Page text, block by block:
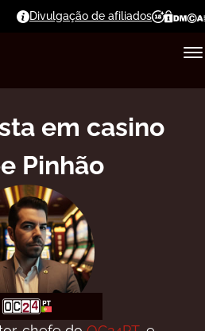
Divulgação de afiliados
em casino
Pinhão